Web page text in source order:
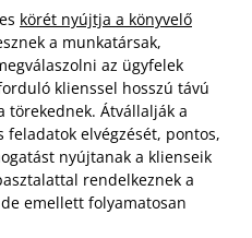
körét nyújtja a könyvelő
a munkatársak,
az ügyfelek
klienssel hosszú távú
törekednek. Átvállalják a
feladatok elvégzését, pontos,
nyújtanak a klienseik
rendelkeznek a
emellett folyamatosan